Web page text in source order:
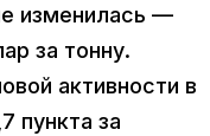
изменилась —
за тонну.
активности в
пункта за